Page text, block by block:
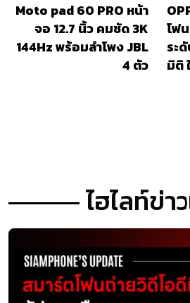
Moto pad 60 PRO หน้า
จอ 12.7 นิ้ว คมชัด 3K
144Hz พร้อมลำโพง JBL
4 ตัว
โฟ
ระ
มิติ
ไฮไลท์ข่า